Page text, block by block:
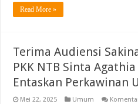
Read More »
Terima Audiensi
PKK NTB Sinta
Entaskan Perkawinan
Mei 22, 2025 Umum